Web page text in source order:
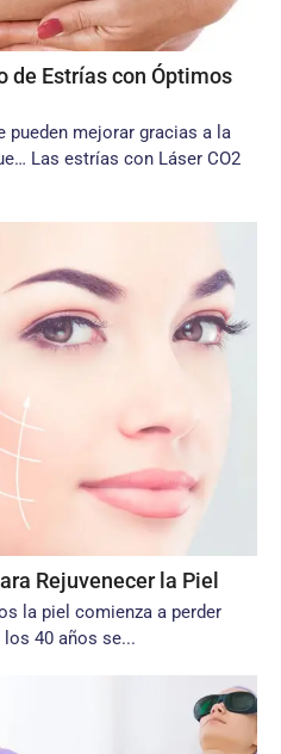
de Estrías con Óptimos
pueden mejorar gracias a la
Las estrías con Láser CO2
Rejuvenecer la Piel
la piel comienza a perder
40 años se...